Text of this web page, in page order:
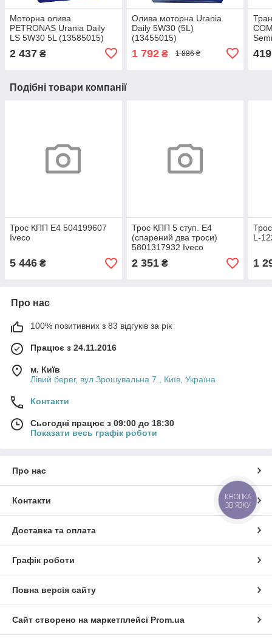
Моторна олива
PETRONAS Urania Daily
LS 5W30 5L (13585015)
2 437 ₴
Олива моторна Urania
Daily 5W30 (5L)
(13455015)
1 792₴ 1 886 ₴ 419
Подібні товари компанії
Трос КПП Е4 504199607
Iveco
5 446 ₴
Трос КПП 5 ступ. Е4
(спарений два троси)
5801317932 Iveco
2 351₴
L-
1
Про нас
100% позитивних з 83 відгуків за рік
Працює з 24.11.2016
м. Київ
Лівий берег, вул Зрошувальна 7., Київ, Україна
Контакти
Сьогодні працює з 09:00 до 18:30
Показати весь графік роботи
Про нас
Контакти
Доставка та оплата
Графік роботи
Повна версія сайту
Сайт створено на маркетплейсі Prom.ua
КНОПКА
ЗВ'ЯЗКУ